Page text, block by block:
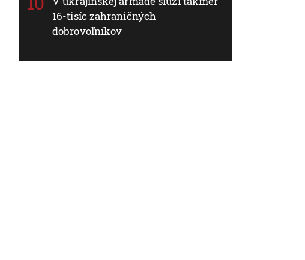
16-tisíc zahraničných
dobrovoľníkov